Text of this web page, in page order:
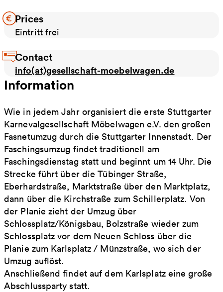
Prices
Eintritt frei
Contact
info(at)gesellschaft-moebelwagen.de
Information
Wie in jedem Jahr organisiert die erste Stuttgarter
Karnevalgesellschaft Möbelwagen e.V. den großen
Fasnetumzug durch die Stuttgarter Innenstadt. Der
Faschingsumzug findet traditionell am
Faschingsdienstag statt und beginnt um 14 Uhr. Die
Strecke führt über die Tübinger Straße,
Eberhardstraße, Marktstraße über den Marktplatz,
dann über die Kirchstraße zum Schillerplatz. Von
der Planie zieht der Umzug über
Schlossplatz/Königsbau, Bolzstraße wieder zum
Schlossplatz vor dem Neuen Schloss über die
Planie zum Karlsplatz / Münzstraße, wo sich der
Umzug auflöst.
Anschließend findet auf dem Karlsplatz eine große
Abschlussparty statt.